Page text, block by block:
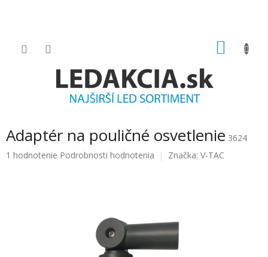
Adaptér na pouličné osvetlenie 3624
Priemerné
1 hodnotenie Podrobnosti hodnotenia Značka: V-TAC